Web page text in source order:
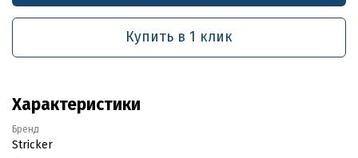
Купить в 1 клик
Характеристики
Бренд
Stricker